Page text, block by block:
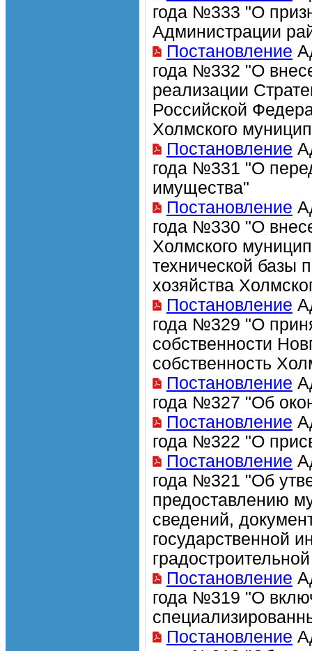
года №333 "О
Администрации
Постановление
года №332 "О
реализации
Российской
Холмского
Постановление
года №331 "О
имущества"
Постановление
года №330 "О
Холмского
технической базы
хозяйства
Постановление
года №329 "О
собственности
собственность
Постановление
года №327 "Об
Постановление
года №322 "О
Постановление
года №321 "Об
предоставлению
сведений,
государственной
Постановление
года №319 "О
Постановление